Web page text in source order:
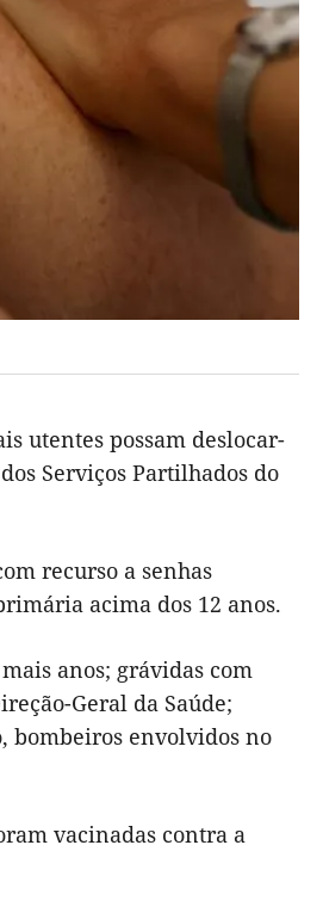
utentes possam deslocar-
Serviços Partilhados do
recurso a senhas
acima dos 12 anos.
anos; grávidas com
Geral da Saúde;
bombeiros envolvidos no
vacinadas contra a